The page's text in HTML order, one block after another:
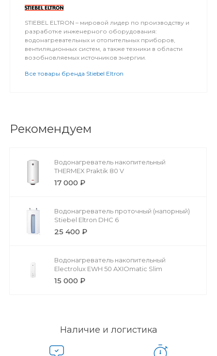
STIEBEL ELTRON – мировой лидер по производству и
разработке инженерного оборудования:
водонагревательных и отопительных приборов,
вентиляционных систем, а также техники в области
возобновляемых источников энергии.
Все товары бренда Stiebel Eltron
Рекомендуем
Водонагреватель накопительный
THERMEX Praktik 80 V
17 000 ₽
Водонагреватель проточный (напорный)
Stiebel Eltron DHC 6
25 400 ₽
Водонагреватель накопительный
Electrolux EWH 50 AXIOmatic Slim
15 000 ₽
Наличие и логистика